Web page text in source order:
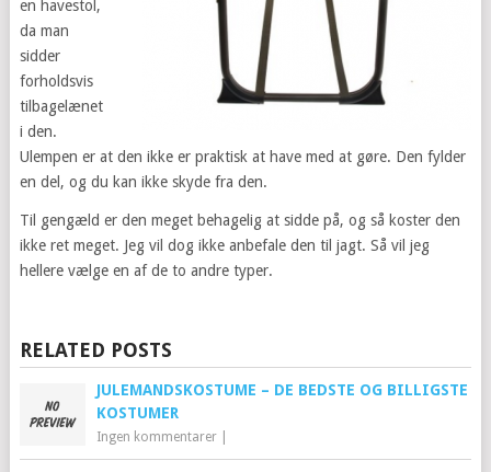
en havestol,
da man
sidder
forholdsvis
tilbagelænet
i den.
Ulempen er at den ikke er praktisk at have med at gøre. Den fylder
en del, og du kan ikke skyde fra den.
Til gengæld er den meget behagelig at sidde på, og så koster den
ikke ret meget. Jeg vil dog ikke anbefale den til jagt. Så vil jeg
hellere vælge en af de to andre typer.
RELATED POSTS
JULEMANDSKOSTUME – DE BEDSTE OG BILLIGSTE
KOSTUMER
Ingen kommentarer|